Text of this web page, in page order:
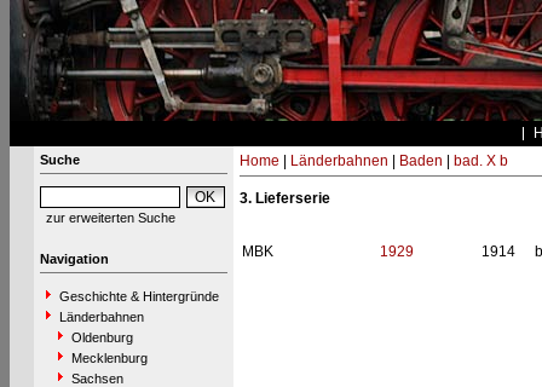
Suche
zur erweiterten Suche
Navigation
Geschichte & Hintergründe
Länderbahnen
Oldenburg
Mecklenburg
Sachsen
Home Länderbahnen Baden bad. X b
3. Lieferserie
MBK 1929 1914